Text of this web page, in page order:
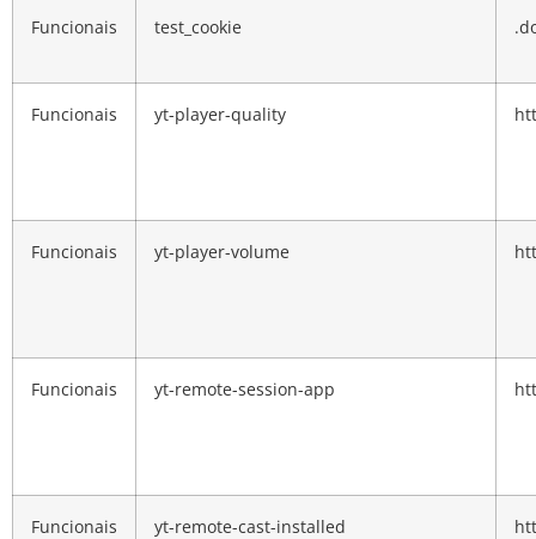
Funcionais test_cookie
Funcionais yt-player-quality
Funcionais yt-player-volume
Funcionais yt-remote-session-app
Funcionais yt-remote-cast-installed